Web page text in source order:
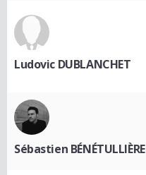
Ludovic DUBLANCHET
Sébastien BÉNÉTULLIÈRE